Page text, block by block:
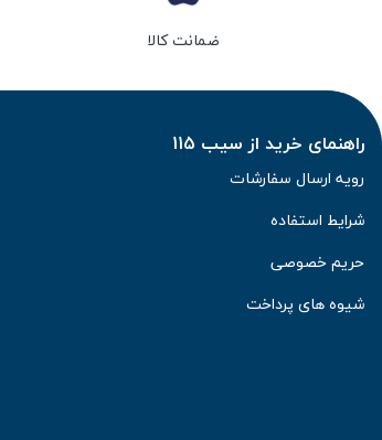
ضمانت کالا
راهنمای خرید از سیب 115
رویه ارسال سفارشات
شرایط استفاده
حریم خصوصی
شیوه های پرداخت